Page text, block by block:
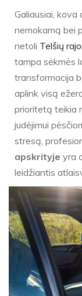
Galiausiai,
nemokamą bei
netoli Telšių
tampa sėkmės
transformacija
aplink visą
prioritetą teikia
judėjimui
stresą,
apskrityje yra
leidžiantis